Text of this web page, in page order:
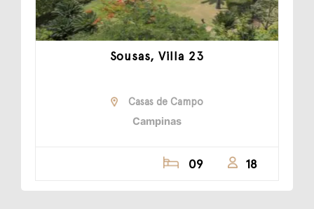
Sousas, Villa 23
Casas de Campo
Campinas
09 18